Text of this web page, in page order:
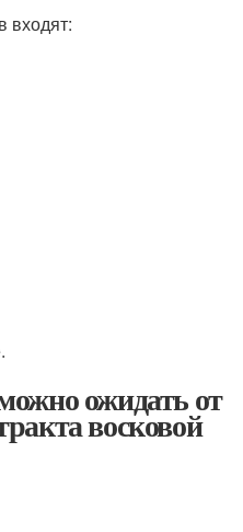
входят:
ожидать от
восковой